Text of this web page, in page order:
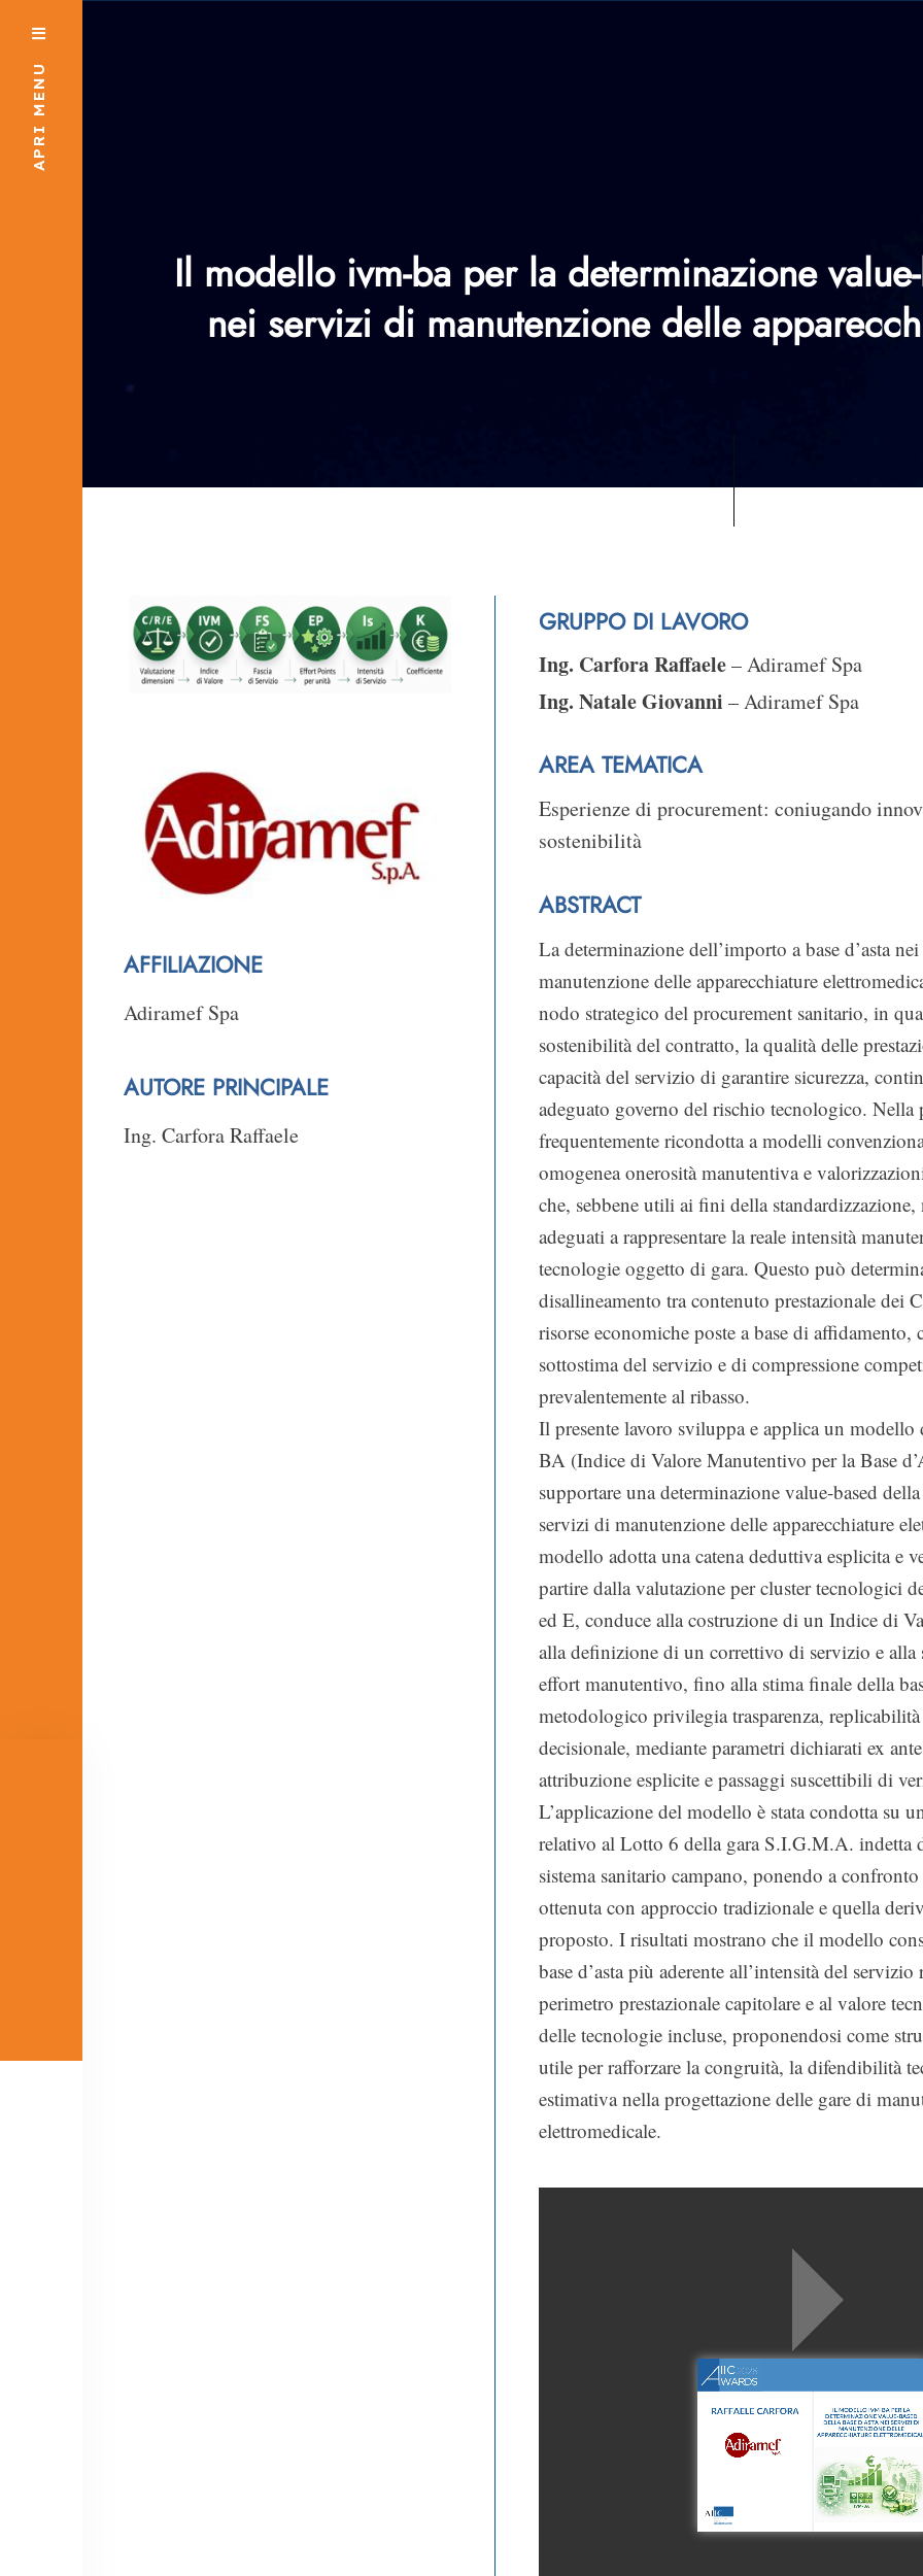
APRI MENU
Il modello ivm-ba per la determinazione
nei servizi di manutenzione delle
AFFILIAZIONE
Adiramef Spa
AUTORE PRINCIPALE
Ing. Carfora Raffaele
GRUPPO DI LAVORO
Ing. Carfora Raffaele– Adiramef Spa
Ing. Natale Giovanni – Adiramef Spa
AREA TEMATICA
Esperienze di procurement: coniugando
sostenibilità
ABSTRACT
La determinazione dell’importo a base d’asta
manutenzione delle apparecchiature
nodo strategico del procurement sanitario, in
sostenibilità del contratto, la qualità delle
capacità del servizio di garantire sicurezza,
adeguato governo del rischio tecnologico. Nella
frequentemente ricondotta a modelli
omogenea onerosità manutentiva e
che, sebbene utili ai fini della
adeguati a rappresentare la reale intensità
tecnologie oggetto di gara. Questo può
disallineamento tra contenuto prestazionale dei
risorse economiche poste a base di
sottostima del servizio e di compressione
prevalentemente al ribasso.
Il presente lavoro sviluppa e applica un
BA (Indice di Valore Manutentivo per la Base
supportare una determinazione value-based
servizi di manutenzione delle apparecchiature
modello adotta una catena deduttiva esplicita e
partire dalla valutazione per cluster tecnologici
ed E, conduce alla costruzione di un Indice di
alla definizione di un correttivo di servizio e alla
effort manutentivo, fino alla stima finale della
metodologico privilegia trasparenza,
decisionale, mediante parametri dichiarati ex
attribuzione esplicite e passaggi suscettibili di
L’applicazione del modello è stata condotta su
relativo al Lotto 6 della gara S.I.G.M.A. indetta
sistema sanitario campano, ponendo a
ottenuta con approccio tradizionale e quella
proposto. I risultati mostrano che il modello
base d’asta più aderente all’intensità del
perimetro prestazionale capitolare e al valore
delle tecnologie incluse, proponendosi come
utile per rafforzare la congruità, la difendibilità
estimativa nella progettazione delle gare di
elettromedicale.